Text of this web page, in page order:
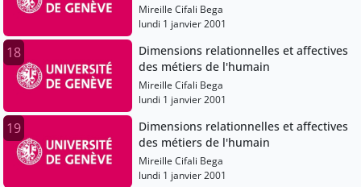
Mireille Cifali Bega
lundi 1 janvier 2001
18
Dimensions relationnelles et affectives
des métiers de l'humain
Mireille Cifali Bega
lundi 1 janvier 2001
19
Dimensions relationnelles et affectives
des métiers de l'humain
Mireille Cifali Bega
lundi 1 janvier 2001